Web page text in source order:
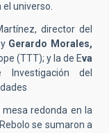
universo.
director del
Gerardo Morales,
(TTT); y la de Eva
del
mesa redonda en la
se sumaron a